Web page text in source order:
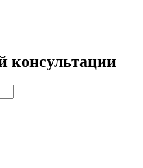
консультации